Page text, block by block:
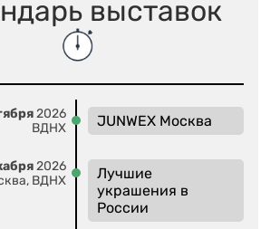
выставок
2026
ВДНХ
JUNWEX Москва
2026
ВДНХ
Лучшие
украшения в
России